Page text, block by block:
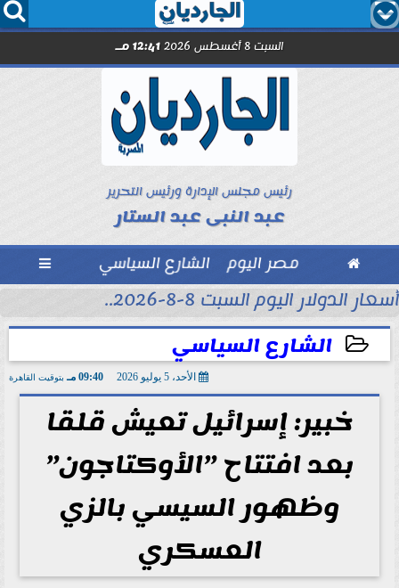
  
السبت 8 أغسطس 2026 12:41 مـ
رئيس مجلس الإدارة ورئيس التحرير
عبد النبى عبد الستار
 مصر اليوم الشارع السياسي 
أسعار الدولار اليوم السبت 8-8-2026..
الشارع السياسي
الأحد، 5 يوليو 2026 09:40 مـ بتوقيت القاهرة
خبير: إسرائيل تعيش قلقا
بعد افتتاح ”الأوكتاجون”
وظهور السيسي بالزي
العسكري